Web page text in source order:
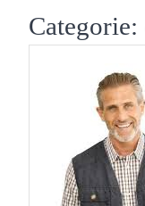
Categorie: